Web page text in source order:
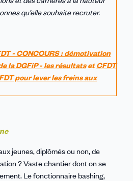
qu’elle souhaite recruter.
- CONCOURS : démotivation
la DGFiP - les résultatsetCFDT
pour lever les freins aux
jeunes, diplômés ou non, de
? Vaste chantier dont on se
Le fonctionnaire bashing,